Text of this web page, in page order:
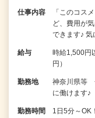
仕事内容
「このコス
ど、費用が
できます♪
給与
時給1,500円
円）
勤務地
神奈川県等
に働けます♪
勤務時間
1日5分～OK